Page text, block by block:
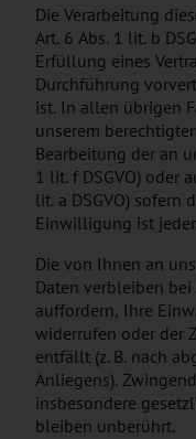
Die Verarbeitung
Art. 6 Abs. 1 lit. b
Erfüllung eines
Durchführung
ist. In allen übrigen
unserem
Bearbeitung der an
1 lit. f DSGVO) oder
lit. a DSGVO) sofern
Einwilligung ist
Die von Ihnen an
Daten verbleiben
auffordern, Ihre
widerrufen oder der
entfällt (z. B. nach
Anliegens).
insbesondere
bleiben unberührt.